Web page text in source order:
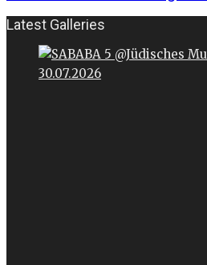
Latest Galleries